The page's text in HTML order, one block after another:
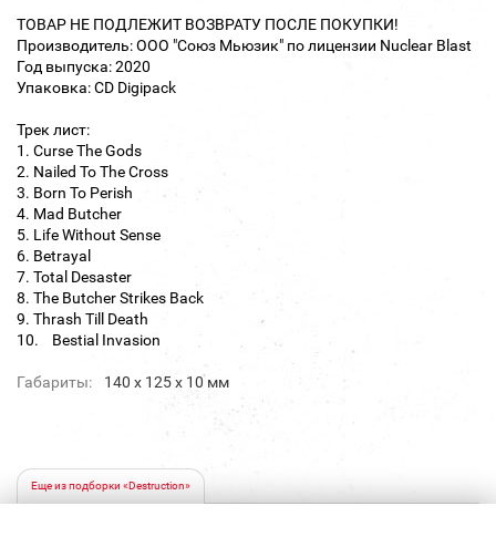
ТОВАР НЕ ПОДЛЕЖИТ ВОЗВРАТУ ПОСЛЕ ПОКУПКИ!
Производитель: ООО "Союз Мьюзик" по лицензии Nuclear Blast
Год выпуска: 2020
Упаковка: CD Digipack
Трек лист:
1. Curse The Gods
2. Nailed To The Cross
3. Born To Perish
4. Mad Butcher
5. Life Without Sense
6. Betrayal
7. Total Desaster
8. The Butcher Strikes Back
9. Thrash Till Death
10. Bestial Invasion
Габариты: 140 х 125 х 10 мм
Еще из подборки «Destruction»